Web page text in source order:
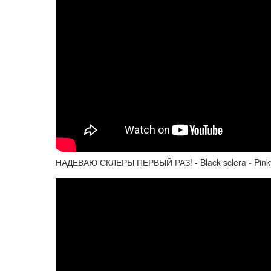
НАДЕВАЮ СКЛЕРЫ ПЕРВЫЙ РАЗ! - Black sclera -